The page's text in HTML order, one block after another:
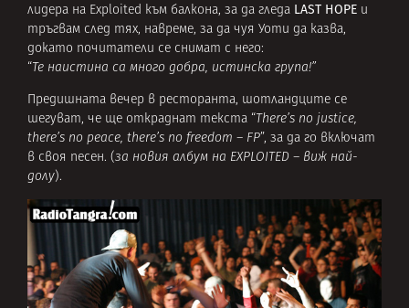
лидера на Exploited към балкона, за да гледа LAST HOPE и
тръгвам след тях, навреме, за да чуя Уоти да казва,
докато почитатели се снимат с него:
“Те наистина са много добра, истинска група!”
Предишната вечер в ресторанта, шотландците се
шегуват, че ще откраднат текста “There’s no justice,
there’s no peace, there’s no freedom – FP”, за да го включат
в своя песен. (за новия албум на EXPLOITED – виж най-
долу).